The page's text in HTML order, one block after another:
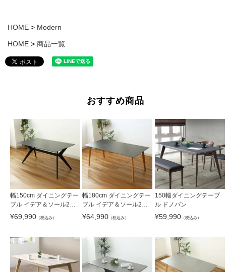
HOME Modern
HOME 商品一覧
おすすめ商品
幅150cm ダイニングテー
ブル イデア＆ソール2
（クロス脚）
¥69,990 （税込み）
幅180cm ダイニングテー
ブル イデア＆ソール2（4
本脚）
¥64,990 （税込み）
150幅ダイニングテーブ
ル ドノバン
¥59,990（税込み）